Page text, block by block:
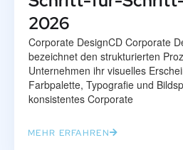
2026
Corporate DesignCD Corporate
bezeichnet den strukturierten
Unternehmen ihr visuelles
Farbpalette, Typografie und
konsistentes Corporate
MEHR ERFAHREN